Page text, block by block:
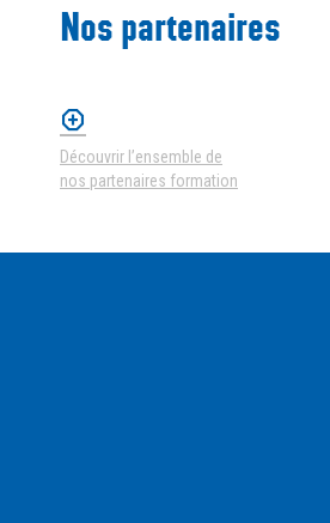
Nos partenaires
Découvrir l’ensemble de
nos partenaires formation